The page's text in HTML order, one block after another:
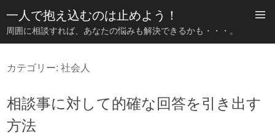
一人で抱え込むのは止めよう！
周囲に相談すれば、あなたの悩みも解決できるかも・・・。
ン
テ
ツ
へ
ス
キ
カテゴリー:社会人
相談事に対して的確な回答を引き出す
方法